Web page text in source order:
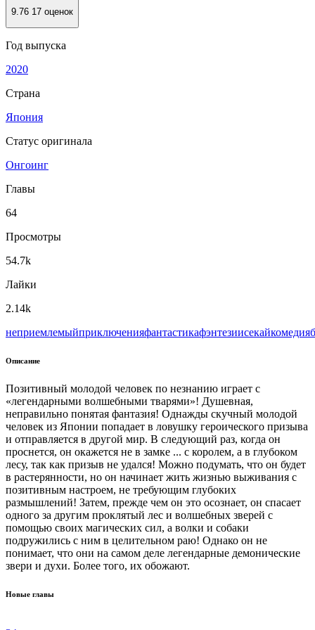
9.76 17 оценок
Год выпуска
2020
Страна
Япония
Статус оригинала
Онгоинг
Главы
64
Просмотры
54.7k
Лайки
2.14k
неприемлемыйприключенияфантастикафэнтезиисекайкомедия
Описание
Позитивный молодой человек по незнанию играет с
«легендарными волшебными тварями»! Душевная,
неправильно понятая фантазия! Однажды скучный молодой
человек из Японии попадает в ловушку героического призыва
и отправляется в другой мир. В следующий раз, когда он
проснется, он окажется не в замке ... с королем, а в глубоком
лесу, так как призыв не удался! Можно подумать, что он будет
в растерянности, но он начинает жить жизнью выживания с
позитивным настроем, не требующим глубоких
размышлений! Затем, прежде чем он это осознает, он спасает
одного за другим проклятый лес и волшебных зверей с
помощью своих магических сил, а волки и собаки
подружились с ним в целительном раю! Однако он не
понимает, что они на самом деле легендарные демонические
звери и духи. Более того, их обожают.
Новые главы